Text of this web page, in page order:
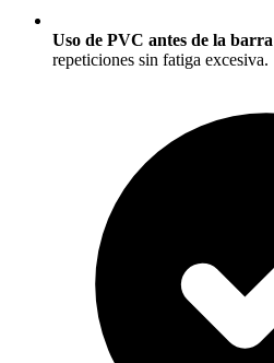
Uso de PVC antes de la
repeticiones sin fatiga excesiva.